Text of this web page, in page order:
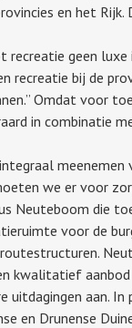
en het
geen luxe
recreatie bij de
Omdat voor
in combinatie
we er voor
Neuteboom die
voor de
kwalitatief
aan.
en Drunense